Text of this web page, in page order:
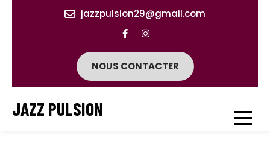
jazzpulsion29@gmail.com
NOUS CONTACTER
JAZZ PULSION